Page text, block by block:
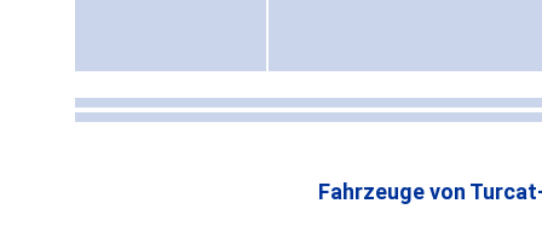
Fahrzeuge von